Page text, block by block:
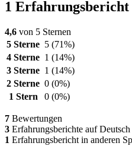
1 Erfahrungsbericht
4,6 von 5 Sternen
5 Sterne 5 (71%)
4 Sterne 1 (14%)
3 Sterne 1 (14%)
2 Sterne 0 (0%)
1 Stern
0 (0%)
7 Bewertungen
3 Erfahrungsberichte auf Deutsch
1 Erfahrungsbericht in anderen